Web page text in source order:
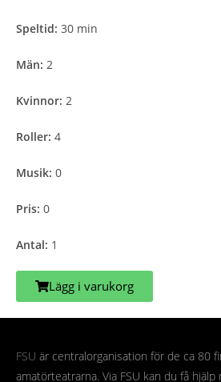
Speltid: 30 min
Män: 2
Kvinnor: 2
Roller: 4
Musik: 0
Pris: 0
Antal: 1
Lägg i varukorg
FSU är centralorganisation för de ca 80
amatörteatrarna. Via FSU kan du få hjälp